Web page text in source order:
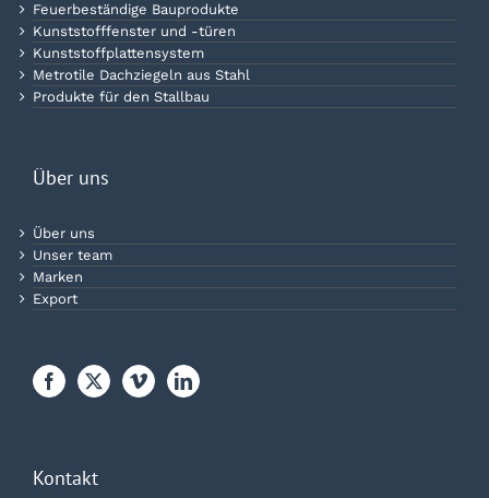
Feuerbeständige Bauprodukte
Kunststofffenster und -türen
Kunststoffplattensystem
Metrotile Dachziegeln aus Stahl
Produkte für den Stallbau
Über uns
Über uns
Unser team
Marken
Export
Kontakt